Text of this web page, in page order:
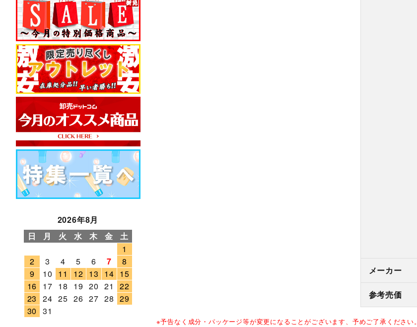
メーカー
参考売価
※予告なく成分・パッケージ等が変更になることがございます、予めご了承ください。
2026年8月
日
月 火 水 木 金
土
1
2
3 4 5 6 7
8
9
10 11 12 13 14 15
16
17 18 19 20 21
22
23
24 25 26 27 28 29
30
31